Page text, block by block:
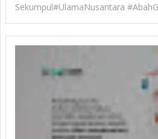
Sekumpul#UlamaNusantara